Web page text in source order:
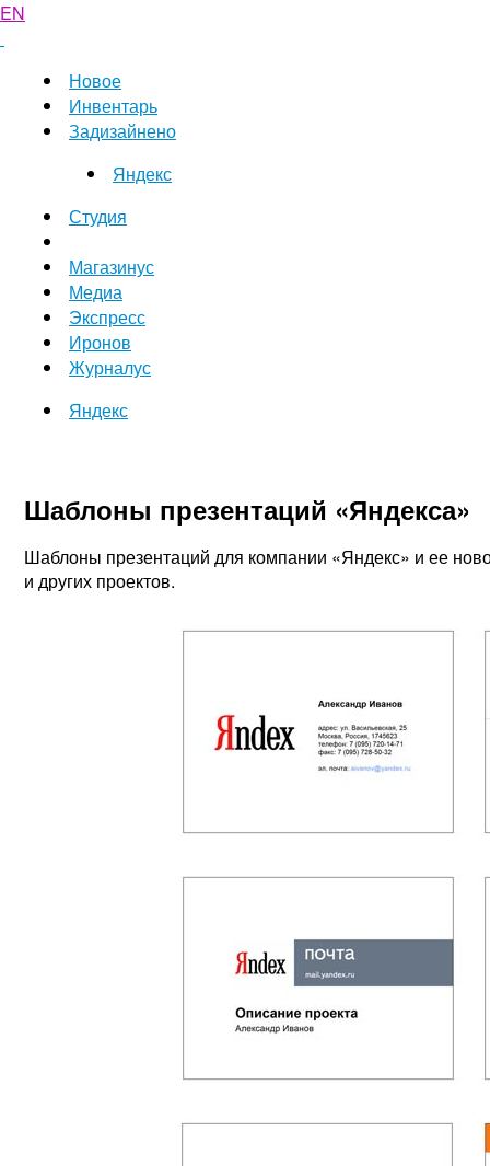
EN
Новое
Инвентарь
Задизайнено
Яндекс
Студия
Магазинус
Медиа
Экспресс
Иронов
Журналус
Яндекс
Шаблоны презентаций «Яндекса»
Шаблоны презентаций для компании «Яндекс» и ее
и других проектов.